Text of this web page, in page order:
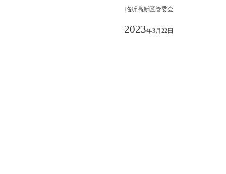
临沂高新区管委会
2023年3月 22日